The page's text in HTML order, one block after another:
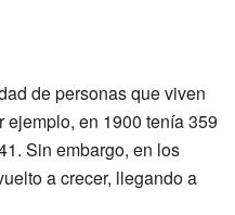
de personas que viven
en 1900 tenía 359
Sin embargo, en los
a crecer, llegando a